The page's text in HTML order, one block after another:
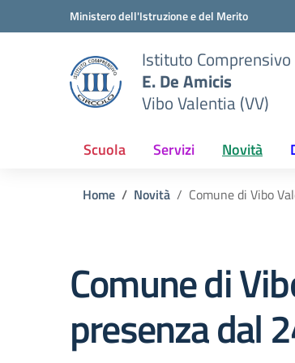
Vai ai contenuti
Vai al menu di navigazioneMinistero dell'Istruzione e del Merito
Istituto Comprensivo
E. De Amicis
Vibo Valentia (VV)
Scuola Servizi Novità
Home Novità Comune di Vibo
Comune di
presenza dal